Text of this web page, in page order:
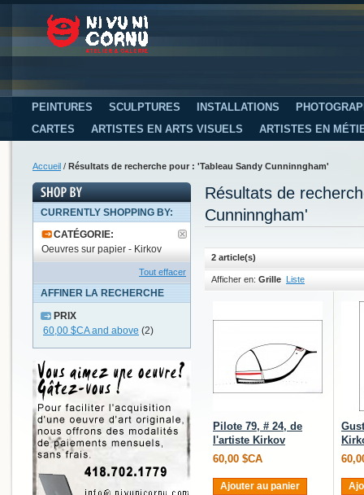
PEINTURES SCULPTURES INSTALLATIONS
CARTES
ARTISTES EN ARTS VISUELS ARTISTES EN
Accueil / Résultats de recherche pour : 'Tableau Sandy Cunninngham'
Résultats de
Cunninngham'
2 article(s)
Afficher en: Grille Liste
Pilote 79, # 24, de
l'artiste Kirkov
60,00 $CA
Ajouter au panier
CURRENTLY SHOPPING BY:
CATÉGORIE:
Oeuvres sur papier - Kirkov
Tout effacer
AFFINER LA RECHERCHE
PRIX
60,00 $CAand above (2)